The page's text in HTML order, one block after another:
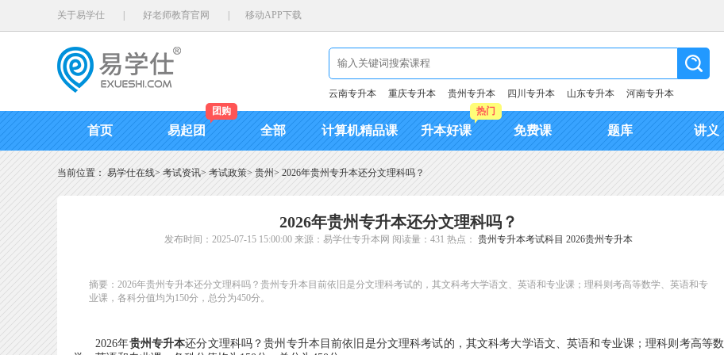
关于易学仕 好老师教育官网 移动APP下载
云南专升本 重庆专升本 贵州专升本 四川专升本 山东专升本 河南专升本
首页 易起团
团购
全部 计算机精品课 升本好课
热门
免费课 题库 讲义
当前位置： 易学仕在线> 考试资讯> 考试政策> 贵州> 2026年贵州专升本还分文理科吗？
2026年贵州专升本还分文理科吗？
发布时间：2025-07-15 15:00:00 来源：易学仕专升本网 阅读量：431 热点： 贵州专升本考试科目 2026贵州专升本
摘要：2026年贵州专升本还分文理科吗？贵州专升本目前依旧是分文理科考试的，其文科考大学语文、英语和专业课；理科则考高等数学、英语和专
业课，各科分值均为150分，总分为450分。
2026年贵州专升本还分文理科吗？贵州专升本目前依旧是分文理科考试的，其文科考大学语文、英语和专业课；理科则考高等数